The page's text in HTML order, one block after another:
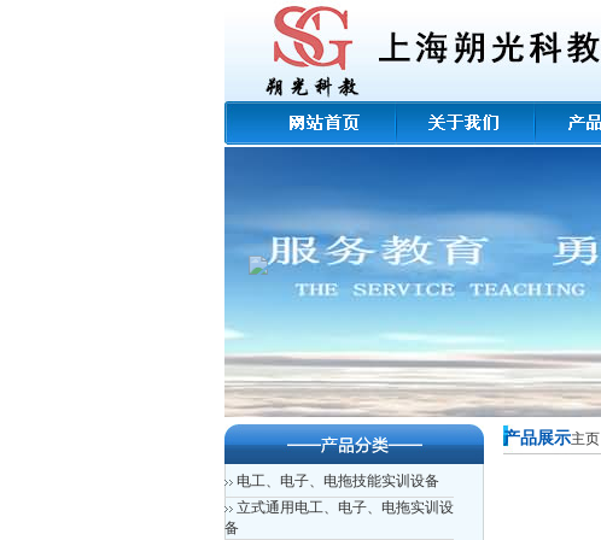
电工、电子、电拖技能实训设备
立式通用电工、电子、电拖实训设
备
产品展示主页